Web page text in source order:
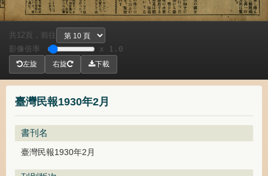
臺灣民報1930年2月
書刊名
臺灣民報1930年2月
共 12頁，
前往
影像倍率
x 1.0
左旋 右旋 下載